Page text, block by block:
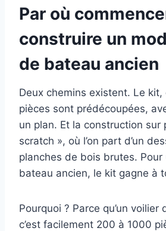
Par où
construire un
de bateau ancien
Deux chemins existent. Le
pièces sont prédécoupées,
un plan. Et la construction sur
scratch », où l’on part d’un
planches de bois brutes. Pour
bateau ancien, le kit gagne à
Pourquoi ? Parce qu’un voilier
c’est facilement 200 à 1000